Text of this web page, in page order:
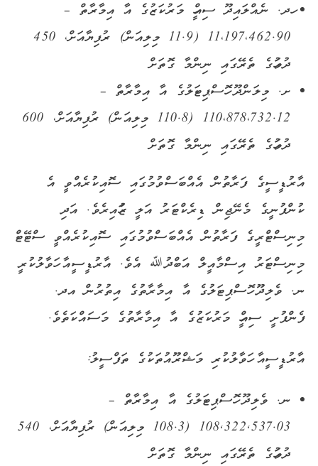
ހދ. ނެއްލައިދޫ ސިއްހީ މަރުކަޒުގެ އާ އިމާރާތް –
11،197،462.90 (11.9 މިލިއަން) ރުފިޔާއަށް، 450
ދުވަހުގެ ތެރޭގައި ނިންމާ ގޮތަށް
ށ. މިލަންދޫ ހޮސްޕިޓަލުގެ އާ އިމާރާތް –
110،878،732.12 (110.8 މިލިއަން) ރުފިޔާއަށް، 600
ދުވަހުގެ ތެރޭގައި ނިންމާ ގޮތަށް
އާރުޑީސީގެ ފަރާތުން އެއްބަސްވުމުގައި ސޮއިކުރެއްވީ އެ
ކުންފުނީގެ މެނޭޖިން ޑިރެކްޓަރު އަލީ ޒުހައިރެވެ. އަދި
މިނިސްޓްރީގެ ފަރާތުން އެއްބަސްވުމުގައި ސޮއިކުރެއްވީ ސްޓޭޓް
މިނިސްޓަރު އިސްމާއީލް އަބްދުﷲ އެވެ. އާރުޑީސީއާ ހަވާލުކުރީ
ނ. ވެލިދޫ ހޮސްޕިޓަލުގެ އާ އިމާރާތުގެ އިތުރުން އދ.
ފެންފުށީ ސިއްހީ މަރުކަޒުގެ އާ އިމާރާތުގެ މަސައްކަތެވެ.
އާރުޑީސީއާ ހަވާލުކުރި މަޝްރޫއުތަކުގެ ތަފްސީލު:
ނ. ވެލިދޫ ހޮސްޕިޓަލުގެ އާ އިމާރާތް –
108,322,537.03 (108.3 މިލިއަން) ރުފިޔާއަށް، 540
ދުވަހުގެ ތެރޭގައި ނިންމާ ގޮތަށް